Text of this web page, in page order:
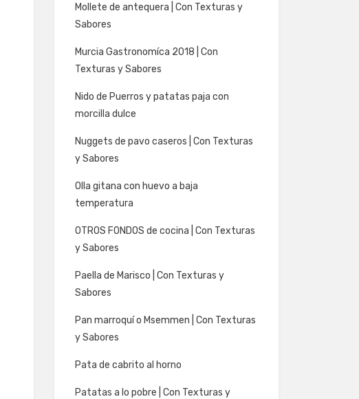
Mollete de antequera | Con Texturas y
Sabores
Murcia Gastronomíca 2018 | Con
Texturas y Sabores
Nido de Puerros y patatas paja con
morcilla dulce
Nuggets de pavo caseros | Con Texturas
y Sabores
Olla gitana con huevo a baja
temperatura
OTROS FONDOS de cocina | Con Texturas
y Sabores
Paella de Marisco | Con Texturas y
Sabores
Pan marroquí o Msemmen | Con Texturas
y Sabores
Pata de cabrito al horno
Patatas a lo pobre | Con Texturas y